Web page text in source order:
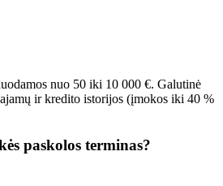
nuo 50 iki 10 000 €. Galutinė
ir kredito istorijos (įmokos iki 40 %
paskolos terminas?